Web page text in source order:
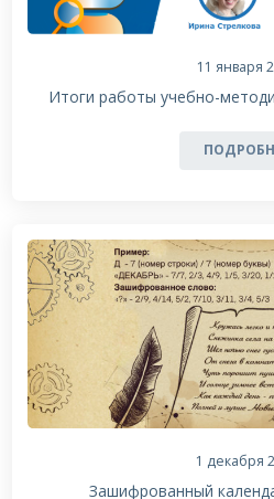
11 января
Итоги работы учебно-
1 декабря
Зашифрованный